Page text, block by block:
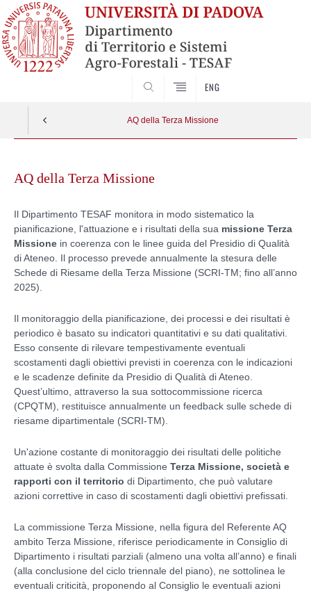
ENG
AQ della Terza Missione
contentAQ della Terza Missione
Il Dipartimento TESAF monitora in modo sistematico la
pianificazione, l'attuazione e i risultati della sua missione Terza
Missione in coerenza con le linee guida del Presidio di Qualità
di Ateneo. Il processo prevede annualmente la stesura delle
Schede di Riesame della Terza Missione (SCRI-TM; fino all’anno
2025).
Il monitoraggio della pianificazione, dei processi e dei risultati è
periodico è basato su indicatori quantitativi e su dati qualitativi.
Esso consente di rilevare tempestivamente eventuali
scostamenti dagli obiettivi previsti in coerenza con le indicazioni
e le scadenze definite da Presidio di Qualità di Ateneo.
Quest’ultimo, attraverso la sua sottocommissione ricerca
(CPQTM), restituisce annualmente un feedback sulle schede di
riesame dipartimentale (SCRI-TM).
Un'azione costante di monitoraggio dei risultati delle politiche
attuate è svolta dalla Commissione Terza Missione, società e
rapporti con il territorio di Dipartimento, che può valutare
azioni correttive in caso di scostamenti dagli obiettivi prefissati.
La commissione Terza Missione, nella figura del Referente AQ
ambito Terza Missione, riferisce periodicamente in Consiglio di
Dipartimento i risultati parziali (almeno una volta all’anno) e finali
(alla conclusione del ciclo triennale del piano), ne sottolinea le
eventuali criticità, proponendo al Consiglio le eventuali azioni